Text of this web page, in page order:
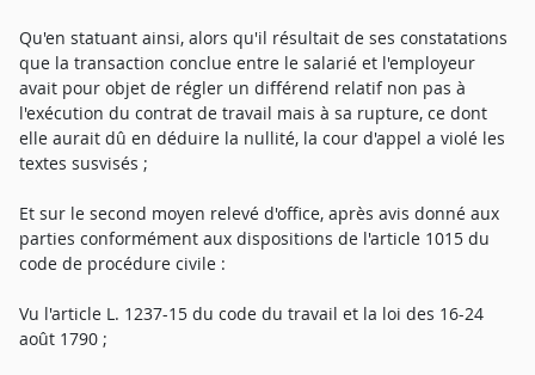
Qu'en statuant ainsi, alors qu'il résultait de ses constatations
que la transaction conclue entre le salarié et l'employeur
avait pour objet de régler un différend relatif non pas à
l'exécution du contrat de travail mais à sa rupture, ce dont
elle aurait dû en déduire la nullité, la cour d'appel a violé les
textes susvisés ;
Et sur le second moyen relevé d'office, après avis donné aux
parties conformément aux dispositions de l'article 1015 du
code de procédure civile :
Vu l'article L. 1237-15 du code du travail et la loi des 16-24
août 1790 ;